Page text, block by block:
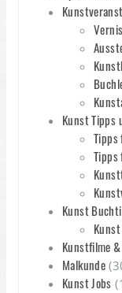
Kunst Tipps
Tipps
Tipps
Kunst
Kunstfilme
Malkunde
Kunst Jobs